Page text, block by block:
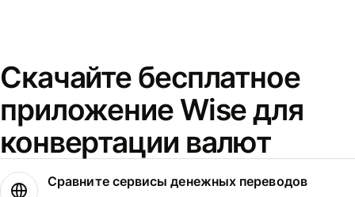
Скачайте бесплатное
приложение Wise для
конвертации валют
Сравните сервисы денежных переводов